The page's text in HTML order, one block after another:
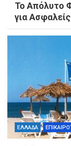
Το Απόλυτο
για
ΕΛΛΑΔΑ